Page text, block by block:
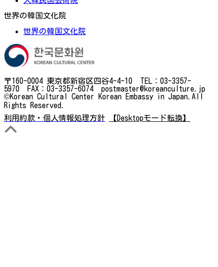
世界の韓国文化院
世界の韓国文化院
〒160-0004 東京都新宿区四谷4-4-10 TEL：03-3357-
5970 FAX：03-3357-6074 postmaster@koreanculture.jp
©Korean Cultural Center Korean Embassy in Japan.All
Rights Reserved.
利用約款・個人情報処理方針
【Desktopモード転換】